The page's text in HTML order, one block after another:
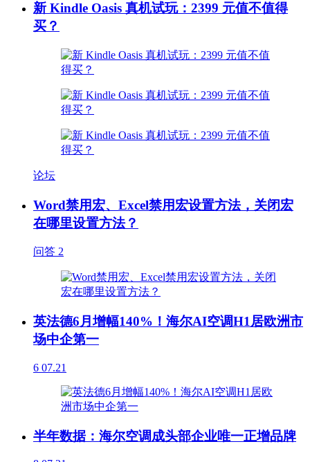
新 Kindle Oasis 真机试玩：2399 元值不值得
买？
论坛
Word禁用宏、Excel禁用宏设置方法，关闭宏
在哪里设置方法？
问答 2
英法德6月增幅140%！海尔AI空调H1居欧洲市
场中企第一
6 07.21
半年数据：海尔空调成头部企业唯一正增品牌